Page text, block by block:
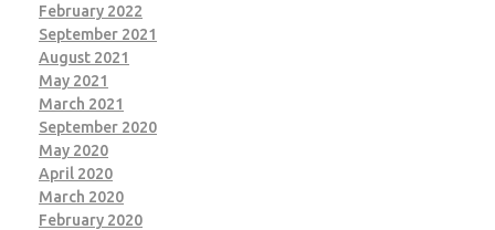
February 2022
September 2021
August 2021
May 2021
March 2021
September 2020
May 2020
April 2020
March 2020
February 2020